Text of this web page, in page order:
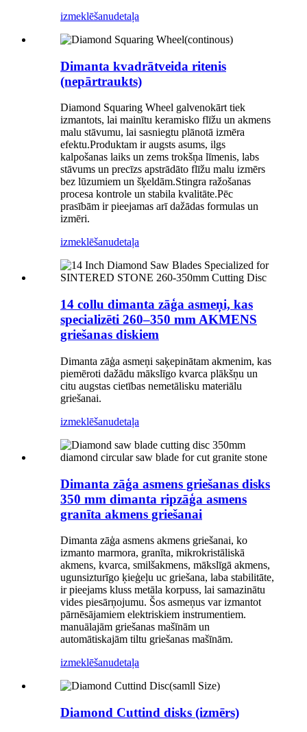
izmeklēšanudetaļa
Dimanta kvadrātveida ritenis
(nepārtraukts)
Diamond Squaring Wheel galvenokārt tiek
izmantots, lai mainītu keramisko flīžu un akmens
malu stāvumu, lai sasniegtu plānotā izmēra
efektu.Produktam ir augsts asums, ilgs
kalpošanas laiks un zems trokšņa līmenis, labs
stāvums un precīzs apstrādāto flīžu malu izmērs
bez lūzumiem un šķeldām.Stingra ražošanas
procesa kontrole un stabila kvalitāte.Pēc
prasībām ir pieejamas arī dažādas formulas un
izmēri.
izmeklēšanudetaļa
14 collu dimanta zāģa asmeņi, kas
specializēti 260–350 mm AKMENS
griešanas diskiem
Dimanta zāģa asmeņi saķepinātam akmenim, kas
piemēroti dažādu mākslīgo kvarca plākšņu un
citu augstas cietības nemetālisku materiālu
griešanai.
izmeklēšanudetaļa
Dimanta zāģa asmens griešanas disks
350 mm dimanta ripzāģa asmens
granīta akmens griešanai
Dimanta zāģa asmens akmens griešanai, ko
izmanto marmora, granīta, mikrokristāliskā
akmens, kvarca, smilšakmens, mākslīgā akmens,
ugunsizturīgo ķieģeļu uc griešana, laba stabilitāte,
ir pieejams kluss metāla korpuss, lai samazinātu
vides piesārņojumu. Šos asmeņus var izmantot
pārnēsājamiem elektriskiem instrumentiem.
manuālajām griešanas mašīnām un
automātiskajām tiltu griešanas mašīnām.
izmeklēšanudetaļa
Diamond Cuttind disks (izmērs)